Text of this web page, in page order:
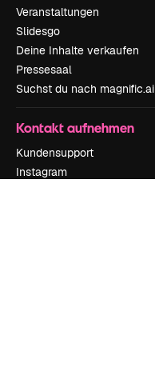
Veranstaltungen
Slidesgo
Deine Inhalte verkaufen
Pressesaal
Suchst du nach magnific.ai
Kontakt aufnehmen
Kundensupport
Instagram